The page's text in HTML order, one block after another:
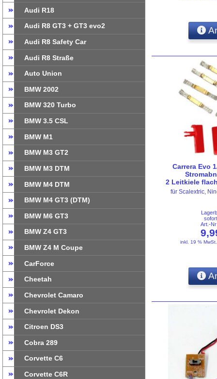
Audi R18
Audi R8 GT3 + GT3 evo2
Audi R8 Safety Car
Audi R8 Straße
Auto Union
BMW 2002
BMW 320 Turbo
BMW 3.5 CSL
BMW M1
BMW M3 GT2
BMW M3 DTM
BMW M4 DTM
BMW M4 GT3 (DTM)
BMW M6 GT3
BMW Z4 GT3
BMW Z4 M Coupe
CarForce
Cheetah
Chevrolet Camaro
Chevrolet Dekon
Citroen DS3
Cobra 289
Corvette C6
Corvette C6R
Carrera Evo
2 Leitkiele
für Scalextric,
Art.-
inkl. 19 %